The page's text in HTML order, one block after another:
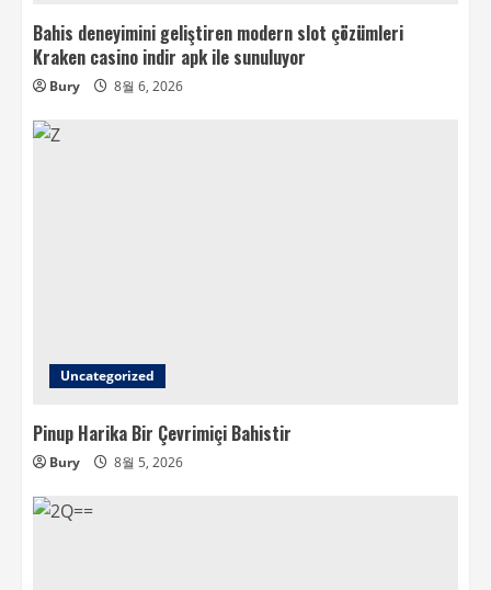
Bahis deneyimini geliştiren modern slot çözümleri
Kraken casino indir apk ile sunuluyor
Bury 8월 6, 2026
Uncategorized
Pinup Harika Bir Çevrimiçi Bahistir
Bury 8월 5, 2026